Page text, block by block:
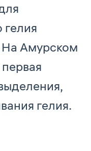
гелия
Амурском
гелия.